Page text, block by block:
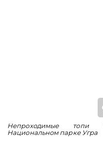
Непроходимые топи
Национальном парке Угра